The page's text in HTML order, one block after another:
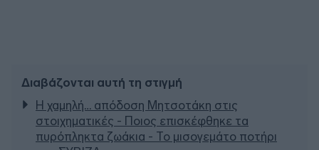
Διαβάζονται αυτή τη στιγμή
Η χαμηλή… απόδοση Μητσοτάκη στις
στοιχηματικές - Ποιος επισκέφθηκε τα
πυρόπληκτα ζωάκια - Το μισογεμάτο ποτήρι